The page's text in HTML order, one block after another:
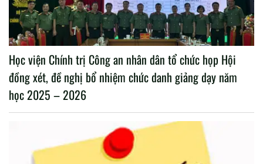
Học viện Chính trị Công an nhân dân tổ chức họp Hội
đồng xét, đề nghị bổ nhiệm chức danh giảng dạy năm
học 2025 – 2026